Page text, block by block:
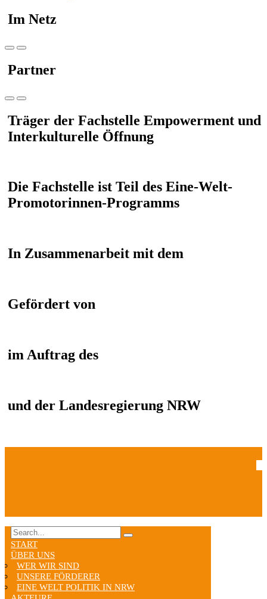
Im Netz
Partner
Träger der Fachstelle Empowerment und
Interkulturelle Öffnung
Die Fachstelle ist Teil des Eine-Welt-
Promotorinnen-Programms
In Zusammenarbeit mit dem
Gefördert von
im Auftrag des
und der Landesregierung NRW
START
ÜBER UNS
WER WIR SIND
UNSERE FÖRDERER
EINE WELT POLITIK IN NRW